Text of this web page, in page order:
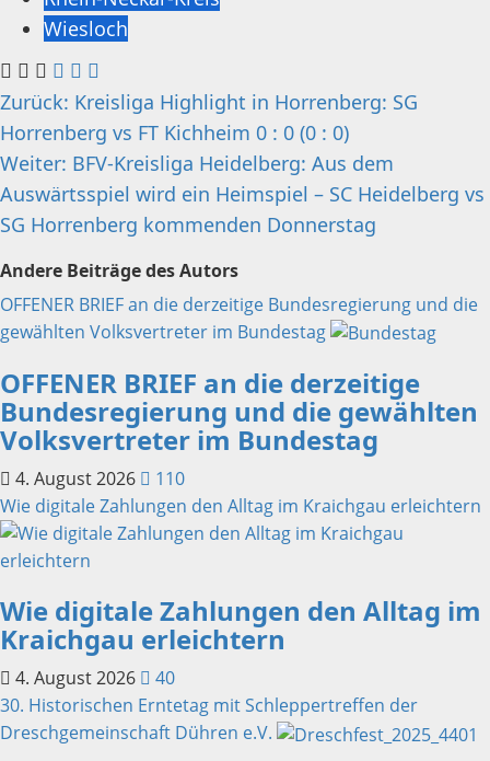
Wiesloch
Beitragsnavigation
Zurück: Kreisliga Highlight in Horrenberg: SG
Horrenberg vs FT Kichheim 0 : 0 (0 : 0)
Weiter: BFV-Kreisliga Heidelberg: Aus dem
Auswärtsspiel wird ein Heimspiel – SC Heidelberg vs
SG Horrenberg kommenden Donnerstag
Andere Beiträge des Autors
OFFENER BRIEF an die derzeitige Bundesregierung und die
gewählten Volksvertreter im Bundestag
OFFENER BRIEF an die derzeitige
Bundesregierung und die gewählten
Volksvertreter im Bundestag
4. August 2026
110
Wie digitale Zahlungen den Alltag im Kraichgau erleichtern
Wie digitale Zahlungen den Alltag im
Kraichgau erleichtern
4. August 2026
40
30. Historischen Erntetag mit Schleppertreffen der
Dreschgemeinschaft Dühren e.V.